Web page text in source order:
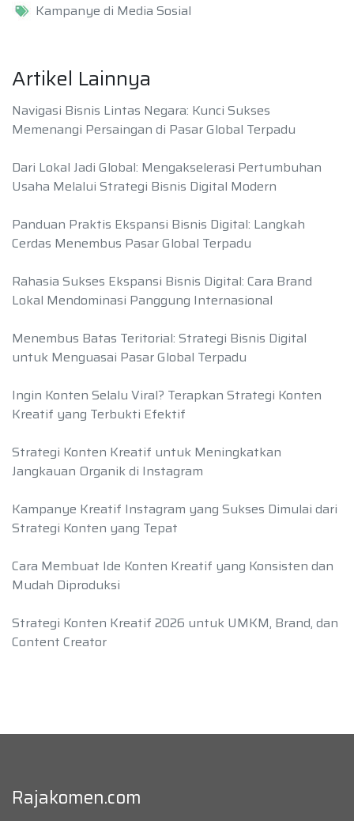
Kampanye di Media Sosial
Artikel Lainnya
Navigasi Bisnis Lintas Negara: Kunci Sukses
Memenangi Persaingan di Pasar Global Terpadu
Dari Lokal Jadi Global: Mengakselerasi Pertumbuhan
Usaha Melalui Strategi Bisnis Digital Modern
Panduan Praktis Ekspansi Bisnis Digital: Langkah
Cerdas Menembus Pasar Global Terpadu
Rahasia Sukses Ekspansi Bisnis Digital: Cara Brand
Lokal Mendominasi Panggung Internasional
Menembus Batas Teritorial: Strategi Bisnis Digital
untuk Menguasai Pasar Global Terpadu
Ingin Konten Selalu Viral? Terapkan Strategi Konten
Kreatif yang Terbukti Efektif
Strategi Konten Kreatif untuk Meningkatkan
Jangkauan Organik di Instagram
Kampanye Kreatif Instagram yang Sukses Dimulai dari
Strategi Konten yang Tepat
Cara Membuat Ide Konten Kreatif yang Konsisten dan
Mudah Diproduksi
Strategi Konten Kreatif 2026 untuk UMKM, Brand, dan
Content Creator
Rajakomen.com